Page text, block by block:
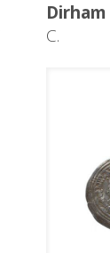
Dirham
C.